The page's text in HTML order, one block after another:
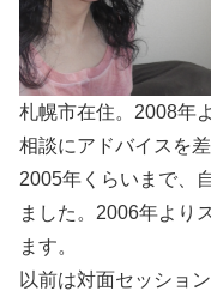
札幌市在住。2008年
相談にアドバイスを
2005年くらいまで、
ました。2006年より
ます。
以前は対面セッショ